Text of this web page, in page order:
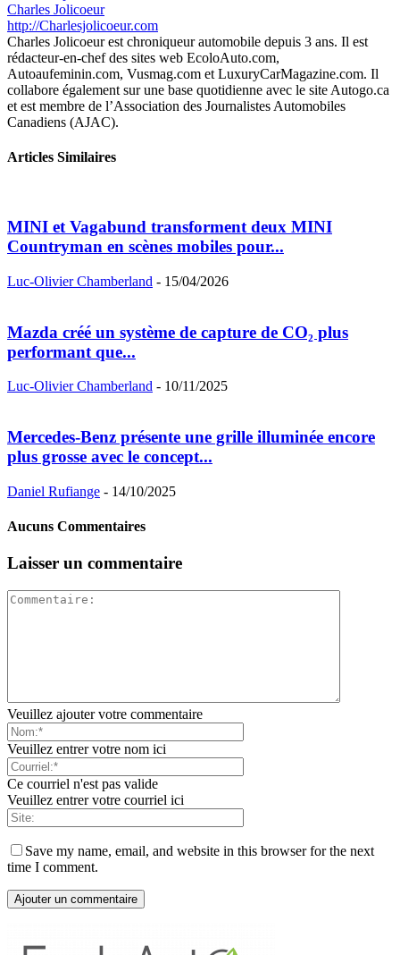
Charles Jolicoeur
http://Charlesjolicoeur.com
Charles Jolicoeur est chroniqueur automobile depuis 3 ans. Il est
rédacteur-en-chef des sites web EcoloAuto.com,
Autoaufeminin.com, Vusmag.com et LuxuryCarMagazine.com. Il
collabore également sur une base quotidienne avec le site Autogo.ca
et est membre de l’Association des Journalistes Automobiles
Canadiens (AJAC).
Articles Similaires
MINI et Vagabund transforment deux MINI
Countryman en scènes mobiles pour...
Luc-Olivier Chamberland - 15/04/2026
Mazda créé un système de capture de CO₂ plus
performant que...
Luc-Olivier Chamberland - 10/11/2025
Mercedes-Benz présente une grille illuminée encore
plus grosse avec le concept...
Daniel Rufiange - 14/10/2025
Aucuns Commentaires
Laisser un commentaire
Veuillez ajouter votre commentaire
Veuillez entrer votre nom ici
Ce courriel n'est pas valide
Veuillez entrer votre courriel ici
Save my name, email, and website in this browser for the next
time I comment.